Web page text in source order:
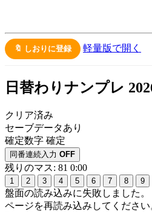
🔖 しおりに登録 軽量版で開く
日替わりナンプレ
クリア済み
セーブデータあり
確定数字 確定
同番連続入力 OFF
残りのマス: 81 0:00
1 2 3 4 5 6 7 8 9
盤面の読み込みに失敗しました。
ページを再読み込みしてくださ